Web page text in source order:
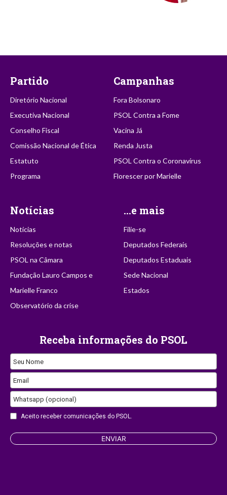
Partido
Diretório Nacional
Executiva Nacional
Conselho Fiscal
Comissão Nacional de Ética
Estatuto
Programa
Campanhas
Fora Bolsonaro
PSOL Contra a Fome
Vacina Já
Renda Justa
PSOL Contra o Coronavírus
Florescer por Marielle
Notícias
Notícias
Resoluções e notas
PSOL na Câmara
Fundação Lauro Campos e
Marielle Franco
Observatório da crise
...e mais
Filie-se
Deputados Federais
Deputados Estaduais
Sede Nacional
Estados
Receba informações do PSOL
Company
Name
Seu Nome
Email
Whatsapp (opcional)
Aceito receber comunicações do PSOL.
ENVIAR